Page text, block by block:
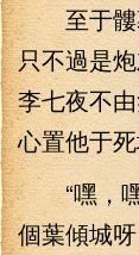
至于髏墓
只不過是
李七夜不
心置他于死
“嘿，嘿
個葉傾城